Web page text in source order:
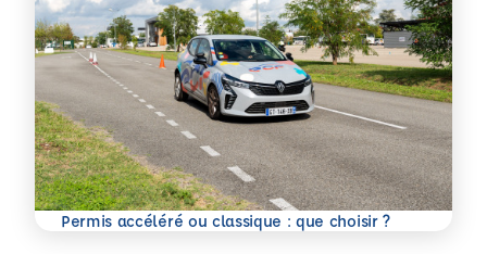
Permis accéléré ou classique : que choisir ?
En savoir plus